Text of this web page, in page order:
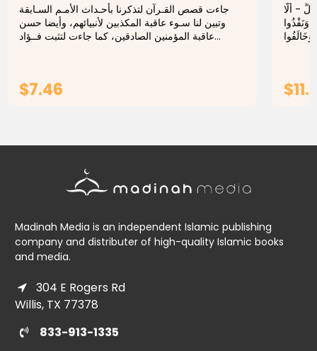
جاءت قصص القـرآن لتذكرنا بأحـداث الأمـم السـابقة
وتبين لنا سـوء عاقبة المكذبين لأنبيائهم، وأيضا حسن
عاقبة المؤمنين الصادقين، كما جاءت لتثبت فــؤاد
$7.46
- أَلَّا
وَنَفْذُوا
Madinah Media is an independent Islamic publishing
company and distributer of high-quality Islamic books
and media.
304 E Rogers Rd
Willis, TX 77378
833-913-1335